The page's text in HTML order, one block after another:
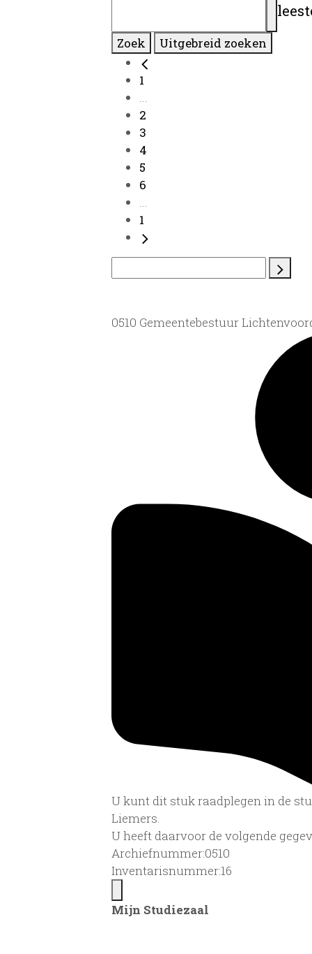
Zoek Uitgebreid zoeken
1
...
2
3
4
5
6
...
1
0510 Gemeentebestuur
U kunt dit stuk raadplegen in de
Liemers.
U heeft daarvoor de volgende
Archiefnummer:0510
Inventarisnummer:16
Mijn Studiezaal